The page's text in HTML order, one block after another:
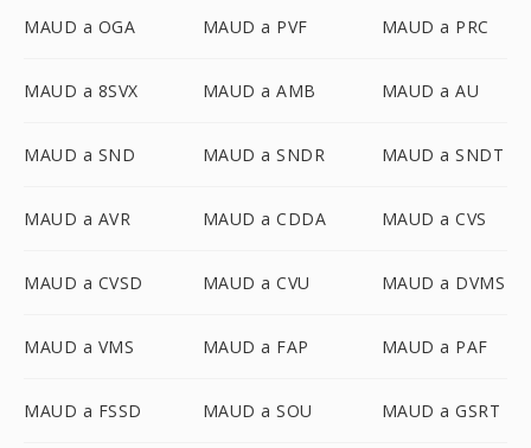
MAUD a OGA MAUD a PVF MAUD a PRC
MAUD a 8SVX MAUD a AMB MAUD a AU
MAUD a SND MAUD a SNDR MAUD a SNDT
MAUD a AVR MAUD a CDDA MAUD a CVS
MAUD a CVSD MAUD a CVU MAUD a DVMS
MAUD a VMS MAUD a FAP MAUD a PAF
MAUD a FSSD MAUD a SOU MAUD a GSRT